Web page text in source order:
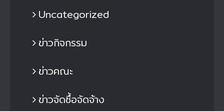
Uncategorized
ข่าวกิจกรรม
ข่าวคณะ
ข่าวจัดซื้อจัดจ้าง